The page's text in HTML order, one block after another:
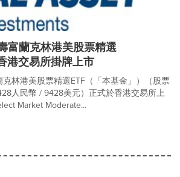
富蘭克林港美股票精選
港交易所掛牌上市
林港美股票精選ETF（「本基金」）（股票
人民幣 / 9428美元）正式於香港交易所上
Market Moderate...